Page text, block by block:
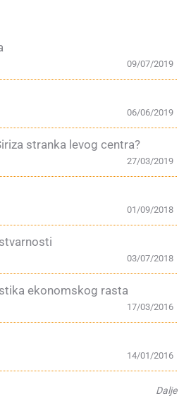
09/07/2019
06/06/2019
stranka levog centra?
27/03/2019
01/09/2018
03/07/2018
ekonomskog rasta
17/03/2016
14/01/2016
Dalje